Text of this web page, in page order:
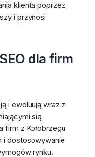
klienta poprzez
i przynosi
dla firm
i ewoluują wraz z
się
firm z Kołobrzegu
i dostosowywanie
rynku.